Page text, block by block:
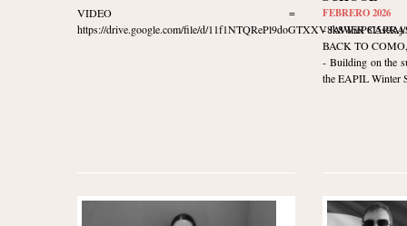
VIDEO =
https://drive.google.com/file/d/
FEBRERO 2026
- JAVIER
BACK TO
- Building on the
the EAPIL Winter